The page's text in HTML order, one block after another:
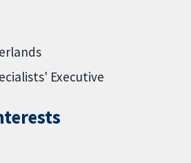
Executive